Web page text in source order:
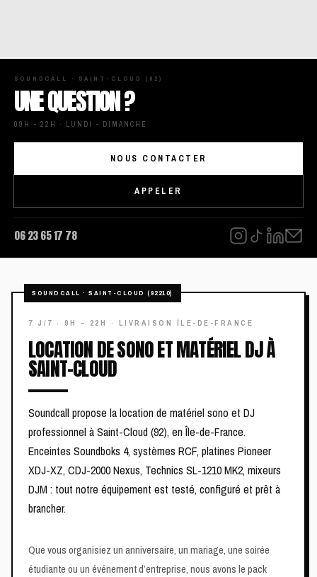
SOUNDCALL · SAINT-CLOUD (92)
UNE QUESTION ?
09H - 22H · LUNDI - DIMANCHE
NOUS CONTACTER
APPELER
06 23 65 17 78
LOCATION DE SONO ET MATÉRIEL DJ À
SAINT-CLOUD
Soundcall propose la location de matériel sono et DJ
professionnel à Saint-Cloud (92), en Île-de-France.
Enceintes Soundboks 4, systèmes RCF, platines Pioneer
XDJ-XZ, CDJ-2000 Nexus, Technics SL-1210 MK2, mixeurs
DJM : tout notre équipement est testé, configuré et prêt à
brancher.
Que vous organisiez un anniversaire, un mariage, une soirée
étudiante ou un événement d’entreprise, nous avons le pack